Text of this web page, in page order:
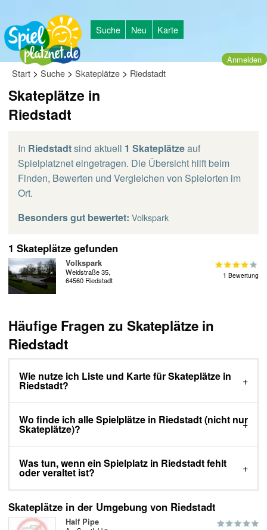
Suche Neu Karte
Anmelden
Start > Suche > Skateplätze > Riedstadt
Skateplätze in
Riedstadt
In Riedstadtsind aktuell 1 Skateplätzeauf
Spielplatznet eingetragen. Die Übersicht hilft beim
Finden, Bewerten und Vergleichen von Spielorten im
Ort.
Besonders gut bewertet: Volkspark
1 Skateplätze gefunden
Volkspark
Weidstraße 35,
64560 Riedstadt
1 Bewertung
Häufige Fragen zu Skateplätze in
Riedstadt
Wie nutze ich Liste und Karte für Skateplätze in
Riedstadt?
Wo finde ich alle Spielplätze in Riedstadt (nicht nur
Skateplätze)?
Was tun, wenn ein Spielplatz in Riedstadt fehlt
oder veraltet ist?
Skateplätze in der Umgebung von Riedstadt
Half Pipe